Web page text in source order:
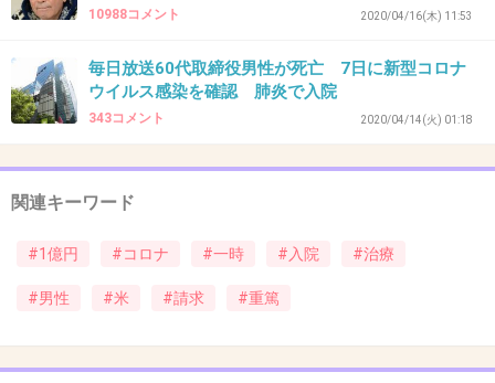
31. 匿名2020/06/15(月) 11:41:23
鬼やな
10988コメント 2020/04/16(木) 11:53
毎日放送60代取締役男性が死亡 7日に新型コロナ
ウイルス感染を確認 肺炎で入院
343コメント 2020/04/14(火) 01:18
関連キーワード
#1億円 #コロナ #一時 #入院 #治療
#男性 #米 #請求 #重篤